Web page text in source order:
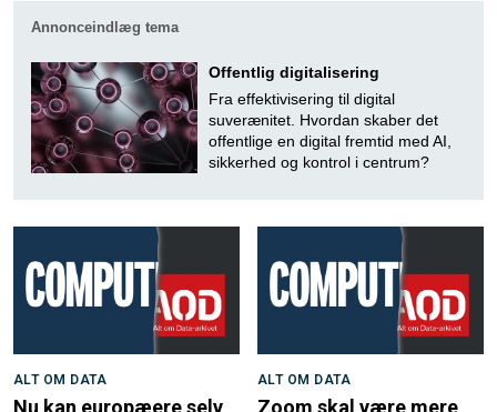
Annonceindlæg tema
Offentlig digitalisering
Fra effektivisering til digital
suverænitet. Hvordan skaber det
offentlige en digital fremtid med AI,
sikkerhed og kontrol i centrum?
ALT OM DATA
Nu kan europæere selv
ALT OM DATA
Zoom skal være mere